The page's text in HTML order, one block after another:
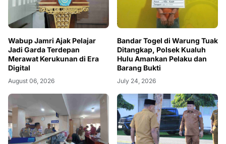
Wabup Jamri Ajak Pelajar
Jadi Garda Terdepan
Merawat Kerukunan di Era
Digital
August 06, 2026
Bandar Togel di Warung Tuak
Ditangkap, Polsek Kualuh
Hulu Amankan Pelaku dan
Barang Bukti
July 24, 2026